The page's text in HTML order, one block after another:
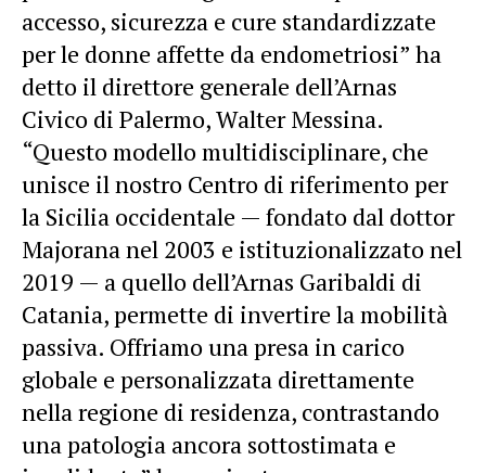
accesso, sicurezza e cure standardizzate
per le donne affette da endometriosi” ha
detto il direttore generale dell’Arnas
Civico di Palermo, Walter Messina.
“Questo modello multidisciplinare, che
unisce il nostro Centro di riferimento per
la Sicilia occidentale — fondato dal dottor
Majorana nel 2003 e istituzionalizzato nel
2019 — a quello dell’Arnas Garibaldi di
Catania, permette di invertire la mobilità
passiva. Offriamo una presa in carico
globale e personalizzata direttamente
nella regione di residenza, contrastando
una patologia ancora sottostimata e